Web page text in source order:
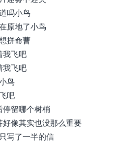
吗小鸟
原地了小鸟
拼命曹
我飞吧
我飞吧
鸟
吧
留哪个树梢
像其实也没那么重要
写了一半的信